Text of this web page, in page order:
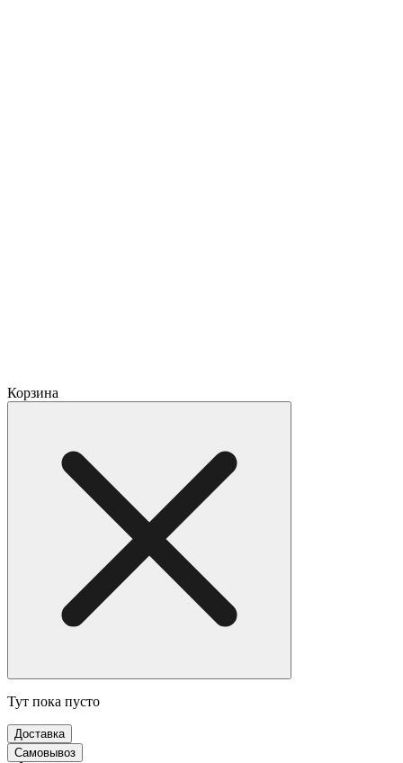
Корзина
Тут пока пусто
Доставка
Самовывоз